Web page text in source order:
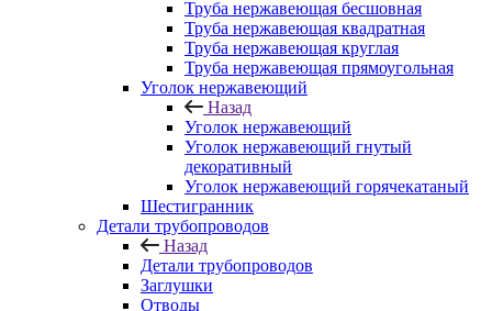
Труба нержавеющая бесшовная
Труба нержавеющая квадратная
Труба нержавеющая круглая
Труба нержавеющая прямоугольная
Уголок нержавеющий
Назад
Уголок нержавеющий
Уголок нержавеющий гнутый
декоративный
Уголок нержавеющий горячекатаный
Шестигранник
Детали трубопроводов
Назад
Детали трубопроводов
Заглушки
Отводы